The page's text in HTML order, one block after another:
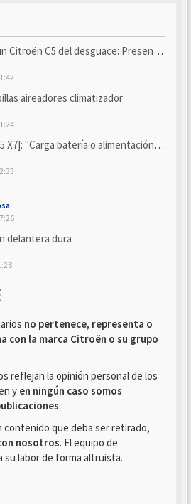
C5 del desguace: Presentación y seguimiento
aireadores climatizador
"Carga batería o alimentación eléctri...
delantera dura
no pertenece, representa o
con la marca Citroën o su grupo
reflejan la opinión personal de los
y en ningún caso somos
.
contenido que deba ser retirado,
nosotros. El equipo de
su labor de forma altruista.